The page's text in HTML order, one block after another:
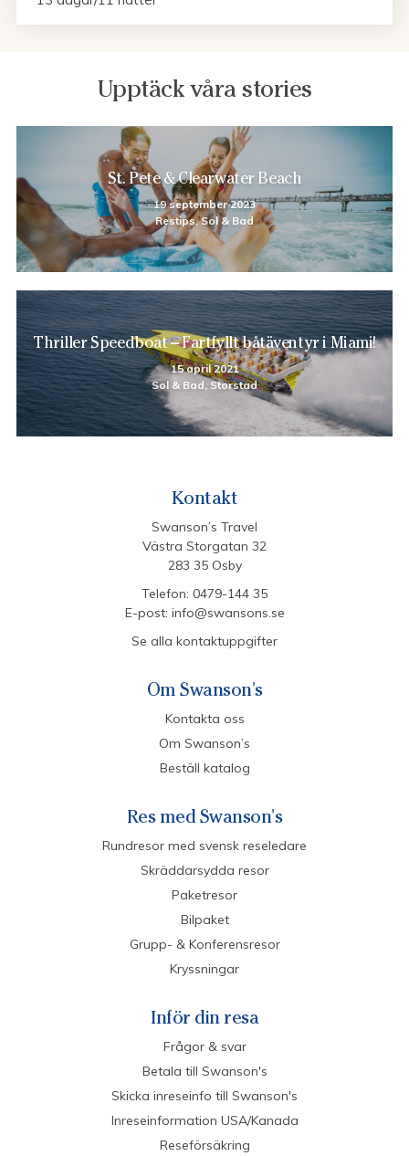
Upptäck våra stories
St. Pete & Clearwater Beach
19 september 2023
Restips, Sol & Bad
Thriller Speedboat – Fartfyllt båtäventyr i Miami!
15 april 2021
Sol & Bad, Storstad
Kontakt
Swanson’s Travel
Västra Storgatan 32
283 35 Osby
Telefon: 0479-144 35
E-post: info@swansons.se
Se alla kontaktuppgifter
Om Swanson's
Kontakta oss
Om Swanson’s
Beställ katalog
Res med Swanson's
Rundresor med svensk reseledare
Skräddarsydda resor
Paketresor
Bilpaket
Grupp- & Konferensresor
Kryssningar
Inför din resa
Frågor & svar
Betala till Swanson's
Skicka inreseinfo till Swanson's
Inreseinformation USA/Kanada
Reseförsäkring